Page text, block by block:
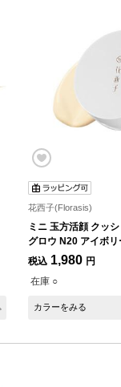
花西子(Florasis)
ミニ 玉方活顔 クッ
グロウ N20 アイボリ
税込 1,980 円
在庫 ○
カラーをみる